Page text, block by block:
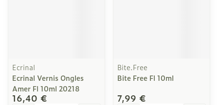
Ecrinal
Ecrinal Vernis Ongles
Amer Fl 10ml 20218
16,40 €
Bite.Free
Bite Free Fl 10ml
7,99 €